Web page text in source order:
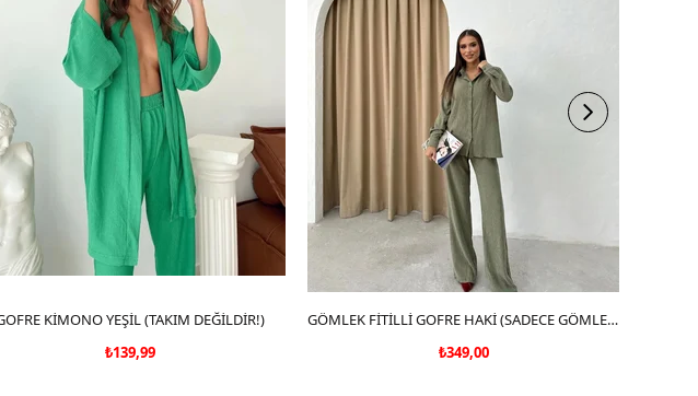
SEPETE EKLE
KİMONO YEŞİL (TAKIM DEĞİLDİR!)
₺139,99
SEPETE EKLE
GÖMLEK FİTİLLİ GOFRE HAKİ (SADECE GÖMLEK)
₺349,00